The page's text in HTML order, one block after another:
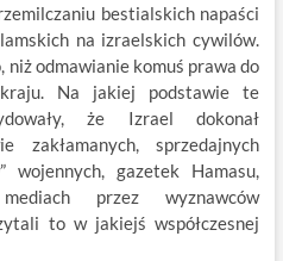
bestialskich napaści
na izraelskich cywilów.
niż odmawianie komuś prawa do
Na jakiej podstawie te
że Izrael dokonał
zakłamanych, sprzedajnych
wojennych, gazetek Hamasu,
przez wyznawców
to w jakiejś współczesnej